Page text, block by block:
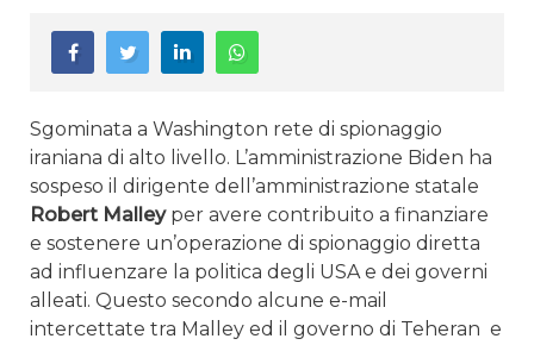
Sgominata a Washington rete di spionaggio
iraniana di alto livello. L’amministrazione Biden ha
sospeso il dirigente dell’amministrazione statale
Robert Malley per avere contribuito a finanziare
e sostenere un’operazione di spionaggio diretta
ad influenzare la politica degli USA e dei governi
alleati. Questo secondo alcune e-mail
intercettate tra Malley ed il governo di Teheran e